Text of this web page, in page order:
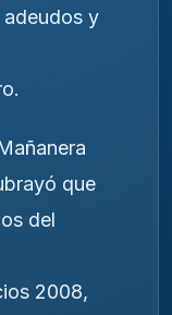
y
que
del
2008,